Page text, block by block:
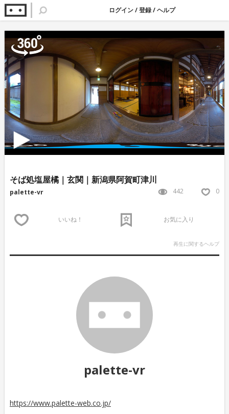
ログイン/登録/ヘルプ
そば処塩屋橘｜玄関｜新潟県阿賀町津川
palette-vr 442 0
いいね！ お気に入り
再生に関するヘルプ
palette-vr
https://www.palette-web.co.jp/